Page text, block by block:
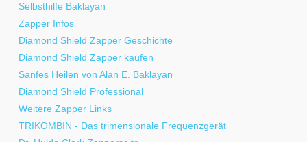
Selbsthilfe Baklayan
Zapper Infos
Diamond Shield Zapper Geschichte
Diamond Shield Zapper kaufen
Sanfes Heilen von Alan E. Baklayan
Diamond Shield Professional
Weitere Zapper Links
TRIKOMBIN - Das trimensionale Frequenzgerät